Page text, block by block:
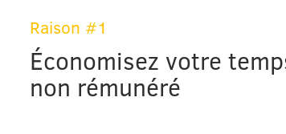
Raison #1
Économisez votre
non rémunéré